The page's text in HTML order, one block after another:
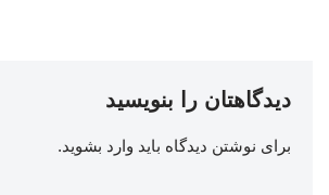
دیدگاهتان را بنویسید
برای نوشتن دیدگاه باید وارد بشوید.